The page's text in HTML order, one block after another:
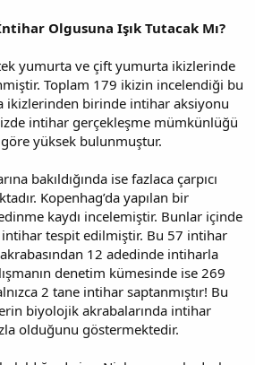
Olgusuna Işık Tutacak Mı?
yumurta ve çift yumurta ikizlerinde
Toplam 179 ikizin incelendiği bu
ikizlerinden birinde intihar aksiyonu
intihar gerçekleşme mümkünlüğü
yüksek bulunmuştur.
bakıldığında ise fazlaca çarpıcı
Kopenhag’da yapılan bir
kaydı incelemiştir. Bunlar içinde
tespit edilmiştir. Bu 57 intihar
12 adedinde intiharla
denetim kümesinde ise 269
2 tane intihar saptanmıştır! Bu
biyolojik akrabalarında intihar
olduğunu göstermektedir.